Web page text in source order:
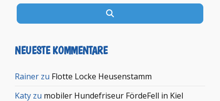
NEUESTE KOMMENTARE
Rainer zu Flotte Locke Heusenstamm
Katy zu mobiler Hundefriseur FördeFell in Kiel